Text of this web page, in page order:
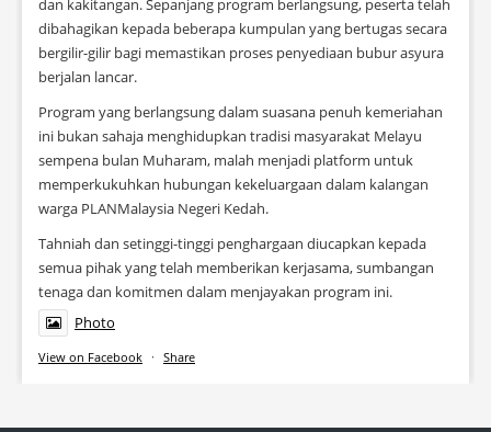
dan kakitangan. Sepanjang program berlangsung, peserta telah
dibahagikan kepada beberapa kumpulan yang bertugas secara
bergilir-gilir bagi memastikan proses penyediaan bubur asyura
berjalan lancar.
Program yang berlangsung dalam suasana penuh kemeriahan
ini bukan sahaja menghidupkan tradisi masyarakat Melayu
sempena bulan Muharam, malah menjadi platform untuk
memperkukuhkan hubungan kekeluargaan dalam kalangan
warga PLANMalaysia Negeri Kedah.
Tahniah dan setinggi-tinggi penghargaan diucapkan kepada
semua pihak yang telah memberikan kerjasama, sumbangan
tenaga dan komitmen dalam menjayakan program ini.
Photo
View on Facebook · Share